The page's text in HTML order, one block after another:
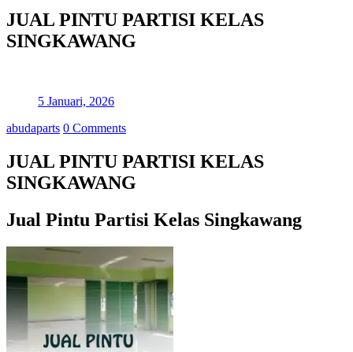
JUAL PINTU PARTISI KELAS
SINGKAWANG
5 Januari, 2026
abudaparts 0 Comments
JUAL PINTU PARTISI KELAS
SINGKAWANG
Jual Pintu Partisi Kelas Singkawang